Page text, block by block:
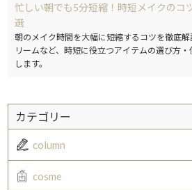
忙しい朝でも5分短縮！時短メイクのコ
選
朝のメイク時間を大幅に短縮するコツを徹底
リームなど、時短に役立つアイテムの選び方
します。
カテゴリー
column
cosme